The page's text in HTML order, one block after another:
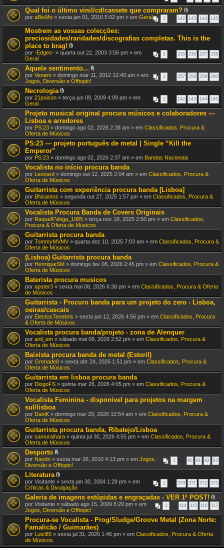
s
)
Qual foi o último vinil/cd/cassete que compraram?
A
n
e
o
s
)
1 142 143 144 145
por aBisMo » sexta jan 01, 2016 5:02 pm » em Geral
Mostrem as vossas colecções:
preciosidades/raridades/discografias completas. This is the
place to brag!
A
e
x
o
(
s
1 235 236 237 238
por -Edges- » quarta out 22, 2003 3:56 pm » em
Geral
Aquele sentimento...
A
n
e
o
s
)
1 257 258 259 260
por Venøm » domingo mar 11, 2012 12:40 am » em
Jogos, Diversão e Offtopic!
Necrologia
A
e
x
o
(
s
)
1 142 143 144 145
por 21poison » terça jun 09, 2009 4:09 pm » em
Geral
Projeto musical original procura músicos e colaboradores —
Lisboa e arredores
por PS:23 » domingo ago 02, 2026 2:38 am » em Classificados, Procura &
Oferta de Músicos
PS:23 — projeto português de metal | Single “Kill the
Emperor”
por PS:23 » domingo ago 02, 2026 2:37 am » em Bandas Nacionais
Vocalista no início procura banda
por Leonard » domingo out 12, 2025 2:04 am » em Classificados, Procura &
Oferta de Músicos
Guitarrista com experiência procura banda [Lisboa]
por BNsantos » segunda out 27, 2025 1:57 pm » em Classificados, Procura &
Oferta de Músicos
Vocalista Procura Banda de Covers Originais
por RaquelFVeiga_1985 » terça nov 18, 2025 2:50 pm » em Classificados,
Procura & Oferta de Músicos
Guitarrista procura banda
por TommyMVMV » quarta dez 10, 2025 7:03 am » em Classificados, Procura &
Oferta de Músicos
(Lisboa) Guitarrista procura banda
por HenriqueSM » domingo fev 08, 2026 2:45 pm » em Classificados, Procura &
Oferta de Músicos
Baterista procura musicos
por apster3 » sexta mai 08, 2026 6:38 pm » em Classificados, Procura & Oferta
de Músicos
Guitarrista - Procuro banda para um projeto do zero - Lisboa,
oeiras/cascais
por ElectusTenebris » sexta jun 12, 2026 4:56 pm » em Classificados, Procura
& Oferta de Músicos
Vocalista procura banda/projeto - zona de Alenquer
por anil_em » sábado mai 09, 2026 2:52 pm » em Classificados, Procura &
Oferta de Músicos
Baixista procura banda de metal (Estoril)
por Grenade8 » sexta abr 24, 2026 1:51 pm » em Classificados, Procura &
Oferta de Músicos
Guitarrista em lisboa procura banda
por DiogoFS » quinta mar 26, 2026 4:05 pm » em Classificados, Procura &
Oferta de Músicos
Vocalista Feminina - disponivel para projetos na margem
sul/lisboa
por DaniK » domingo mar 29, 2026 12:54 am » em Classificados, Procura &
Oferta de Músicos
Guitarrista procura banda, Ribatejo/Lisboa
por samuraihara » quinta jul 30, 2026 4:55 pm » em Classificados, Procura &
Oferta de Músicos
Desporto
A
n
e
x
o
(
s
)
1 60 61 62 63
por Nando » sexta mar 26, 2010 4:13 pm » em Jogos,
Diversão e Offtopic!
Literatura
A
n
e
x
o
(
s
1 370 371 372 373
por Visitante » sexta jan 30, 2004 1:28 pm » em
Críticas & Divulgação
Galeria de imagens estúpidas e engraçadas - VER 1º POST!
A
n
e
x
)
1 114 115 116 117
por Visitante » sábado ago 15, 2009 8:20 pm » em
Jogos, Diversão e Offtopic!
Procura-se Vocalista - Prog/Sludge/Groove Metal (Zona Norte:
Famalicão / Guimarães)
por Luizi85 » sexta jul 31, 2026 1:46 pm » em Classificados, Procura & Oferta
de Músicos